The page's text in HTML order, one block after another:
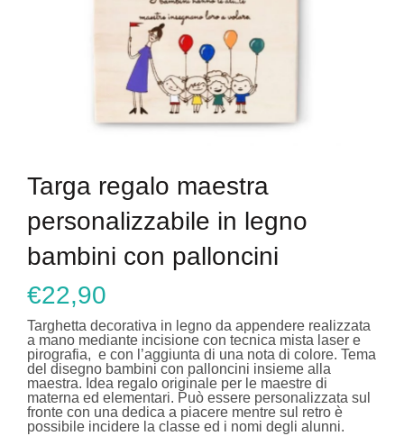
Targa regalo maestra
personalizzabile in legno
bambini con palloncini
€22,90
Targhetta decorativa in legno da appendere realizzata
a mano mediante incisione con tecnica mista laser e
pirografia, e con l’aggiunta di una nota di colore. Tema
del disegno bambini con palloncini insieme alla
maestra. Idea regalo originale per le maestre di
materna ed elementari. Può essere personalizzata sul
fronte con una dedica a piacere mentre sul retro è
possibile incidere la classe ed i nomi degli alunni.